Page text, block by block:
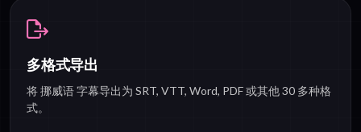
多格式导出
将 挪威语 字幕导出为 SRT, VTT, Word, PDF 或其他 30 多种格
式。